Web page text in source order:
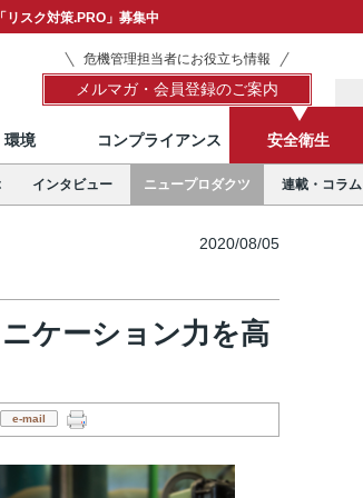
スク対策.PRO」募集中
危機管理担当者にお役立ち情報
メルマガ・会員登録のご案内
環境 コンプライアンス 安全衛生
インタビュー ニュープロダクツ 連載・コラム
2020/08/05
ケーション力を高
e-mail